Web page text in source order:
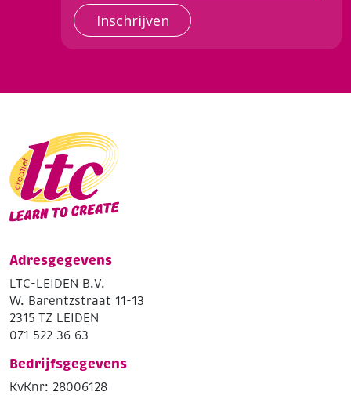
Inschrijven
Adresgegevens
LTC-LEIDEN B.V.
W. Barentzstraat 11-13
2315 TZ LEIDEN
071 522 36 63
Bedrijfsgegevens
KvKnr: 28006128